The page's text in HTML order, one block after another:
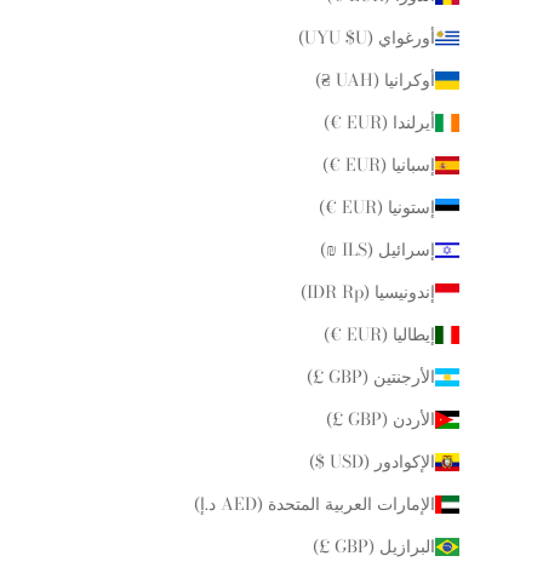
أورغواي (UYU $U)
أوكرانيا (UAH ₴)
أيرلندا (EUR €)
إسبانيا (EUR €)
إستونيا (EUR €)
إسرائيل (ILS ₪)
إندونيسيا (IDR Rp)
إيطاليا (EUR €)
الأرجنتين (GBP £)
الأردن (GBP £)
الإكوادور (USD $)
الإمارات العربية المتحدة (AED د.إ)
البرازيل (GBP £)